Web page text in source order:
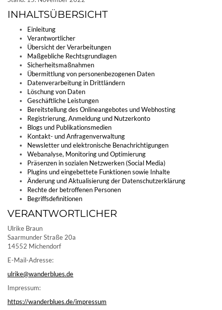
INHALTSÜBERSICHT
Einleitung
Verantwortlicher
Übersicht der Verarbeitungen
Maßgebliche Rechtsgrundlagen
Sicherheitsmaßnahmen
Übermittlung von personenbezogenen Daten
Datenverarbeitung in Drittländern
Löschung von Daten
Geschäftliche Leistungen
Bereitstellung des Onlineangebotes und Webhosting
Registrierung, Anmeldung und Nutzerkonto
Blogs und Publikationsmedien
Kontakt- und Anfragenverwaltung
Newsletter und elektronische Benachrichtigungen
Webanalyse, Monitoring und Optimierung
Präsenzen in sozialen Netzwerken (Social Media)
Plugins und eingebettete Funktionen sowie Inhalte
Änderung und Aktualisierung der Datenschutzerklärung
Rechte der betroffenen Personen
Begriffsdefinitionen
VERANTWORTLICHER
Ulrike Braun
Saarmunder Straße 20a
14552 Michendorf
E-Mail-Adresse:
ulrike@wanderblues.de
Impressum:
https://wanderblues.de/impressum